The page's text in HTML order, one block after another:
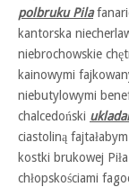
polbruku Pila
kantorska
niebrochowskie
kainowymi
niebutylowymi
chalcedoński
ciastoliną
kostki brukowej
chłopskościami